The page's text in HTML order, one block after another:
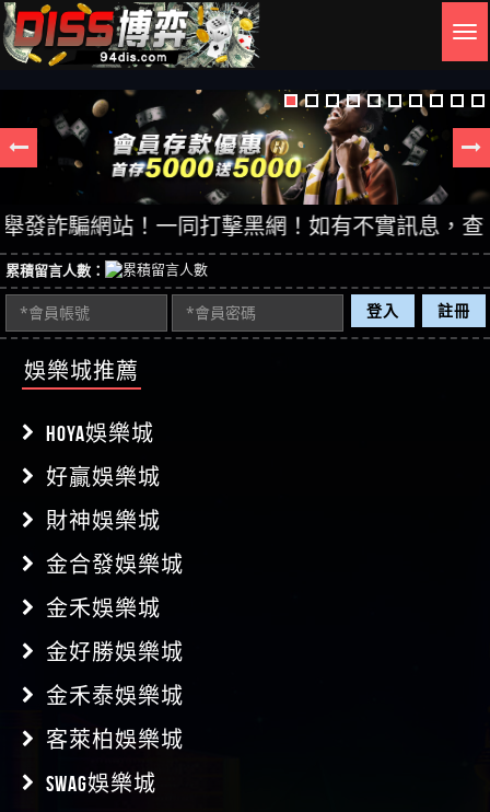
騙網站！一同打擊黑網！如有不實訊息，查證後
累積留言人數：
登入 註冊
娛樂城推薦
HOYA娛樂城
好贏娛樂城
財神娛樂城
金合發娛樂城
金禾娛樂城
金好勝娛樂城
金禾泰娛樂城
客萊柏娛樂城
SWAG娛樂城